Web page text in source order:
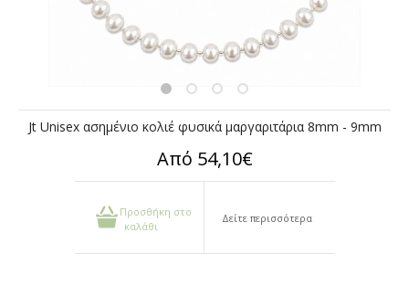
Jt Unisex ασημένιο κολιέ φυσικά μαργαριτάρια 8mm - 9mm
Από 54,10€
Προσθήκη στο
καλάθι
Δείτε περισσότερα